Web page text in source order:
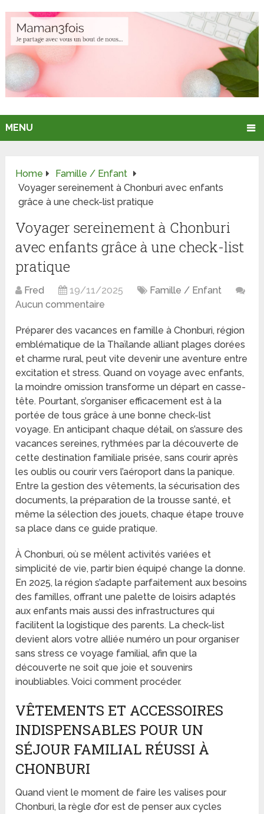
MENU
Home
Famille / Enfant
Voyager sereinement à Chonburi avec enfants
grâce à une check-list pratique
Voyager sereinement à Chonburi
avec enfants grâce à une check-list
pratique
Fred 19/11/2025
Famille / Enfant
Aucun commentaire
Préparer des vacances en famille à Chonburi, région
emblématique de la Thaïlande alliant plages dorées
et charme rural, peut vite devenir une aventure entre
excitation et stress. Quand on voyage avec enfants,
la moindre omission transforme un départ en casse-
tête. Pourtant, s’organiser efficacement est à la
portée de tous grâce à une bonne check-list
voyage. En anticipant chaque détail, on s’assure des
vacances sereines, rythmées par la découverte de
cette destination familiale prisée, sans courir après
les oublis ou courir vers l’aéroport dans la panique.
Entre la gestion des vêtements, la sécurisation des
documents, la préparation de la trousse santé, et
même la sélection des jouets, chaque étape trouve
sa place dans ce guide pratique.
À Chonburi, où se mêlent activités variées et
simplicité de vie, partir bien équipé change la donne.
En 2025, la région s’adapte parfaitement aux besoins
des familles, offrant une palette de loisirs adaptés
aux enfants mais aussi des infrastructures qui
facilitent la logistique des parents. La check-list
devient alors votre alliée numéro un pour organiser
sans stress ce voyage familial, afin que la
découverte ne soit que joie et souvenirs
inoubliables. Voici comment procéder.
VÊTEMENTS ET ACCESSOIRES
INDISPENSABLES POUR UN
SÉJOUR FAMILIAL RÉUSSI À
CHONBURI
Quand vient le moment de faire les valises pour
Chonburi, la règle d’or est de penser aux cycles